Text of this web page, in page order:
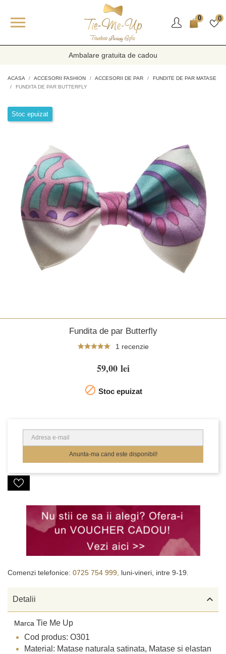
 0 0
Ambalare gratuita de cadou
ACASA ACCESORII FASHION ACCESORII DE PAR
FUNDITE DE PAR MATASE
FUNDITA DE PAR BUTTERFLY
Stoc epuizat
Fundita de par Butterfly
1 recenzie
59,00 lei
 Stoc epuizat
Anunta-ma cand este disponibil!
Comenzi telefonice: 0725 754 999, luni-vineri, intre 9-19.
Detalii 
Marca Tie Me Up
Cod produs: O301
Material: Matase naturala satinata, Matase si elastan